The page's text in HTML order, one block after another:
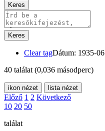
Keres
Keres
Clear tagDátum: 1935-06
40 találat (0,036 másodperc)
ikon nézet lista nézet
Előző 1 2 Következő
10 20 50
találat